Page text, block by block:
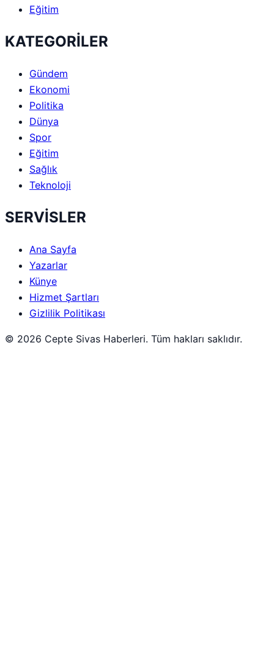
Eğitim
KATEGORİLER
Gündem
Ekonomi
Politika
Dünya
Spor
Eğitim
Sağlık
Teknoloji
SERVİSLER
Ana Sayfa
Yazarlar
Künye
Hizmet Şartları
Gizlilik Politikası
© 2026 Cepte Sivas Haberleri. Tüm hakları saklıdır.